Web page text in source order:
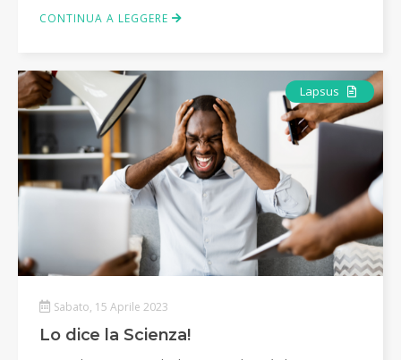
CONTINUA A LEGGERE
Lapsus Articolo
Sabato, 15 Aprile 2023
Lo dice la Scienza!